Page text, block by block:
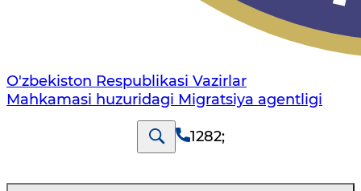
O'zbekiston Respublikasi Vazirlar
Mahkamasi huzuridagi Migratsiya agentligi
1282;